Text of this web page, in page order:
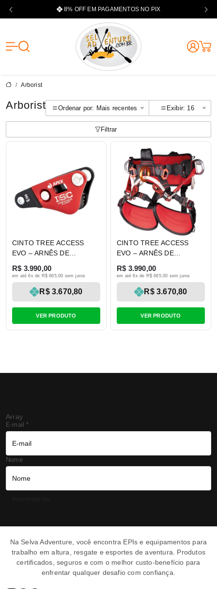
8% OFF EM PAGAMENTOS NO PIX
Arborist
Arborist Ordenar por: Mais recentes Exibir: 16
Filtrar
CINTO TREE ACCESS
EVO – ARNÊS DE
PROFISSIONAL – CAMP
R$ 3.990,00
R$ 3.670,80
em até 6x de R$ 665,00 sem juros
VER PRODUTO
CINTO TREE ACCESS
EVO – ARNÊS DE
PROFISSIONAL – CAMP
R$ 3.990,00
R$ 3.670,80
em até 6x de R$ 665,00 sem juros
VER PRODUTO
Array
E-mail *
Nome
Na Selva Adventure, você encontra EPIs e equipamentos para
trabalho em altura, resgate e esportes de aventura. Produtos
certificados, seguros e com o melhor custo-benefício para
enfrentar qualquer desafio com confiança.